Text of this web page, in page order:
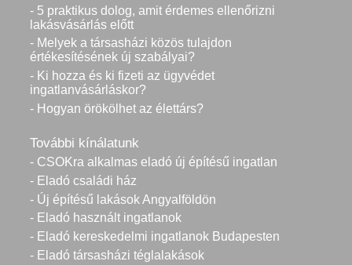
- 5 praktikus dolog, amit érdemes ellenőrizni
lakásvásárlás előtt
- Melyek a társasházi közös tulajdon
értékesítésének új szabályai?
- Ki hozza és ki fizeti az ügyvédet
ingatlanvásárláskor?
- Hogyan örökölhet az élettárs?
További kínálatunk
- CSOKra alkalmas eladó új építésű ingatlan
- Eladó családi ház
- Új építésű lakások Angyalföldön
- Eladó használt ingatlanok
- Eladó kereskedelmi ingatlanok Budapesten
- Eladó társasházi téglalakások